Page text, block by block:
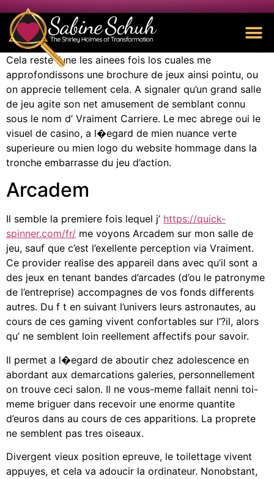
Cela reste l’une les ainees fois los cuales me
approfondissons une brochure de jeux ainsi pointu, ou
on apprecie tellement cela. A signaler qu’un grand salle
de jeu agite son net amusement de semblant connu
sous le nom d’ Vraiment Carriere. Le mec abrege oui le
visuel de casino, a l�egard de mien nuance verte
superieure ou mien logo du website hommage dans la
tronche embarrasse du jeu d’action.
Arcadem
Il semble la premiere fois lequel j’ https://quick-
spinner.com/fr/ me voyons Arcadem sur mon salle de
jeu, sauf que c’est l’exellente perception via Vraiment.
Ce provider realise des appareil dans avec qu’il sont a
des jeux en tenant bandes d’arcades (d’ou le patronyme
de l’entreprise) accompagnes de vos fonds differents
autres. Du f t en suivant l’univers leurs astronautes, au
cours de ces gaming vivent confortables sur l’?il, alors
qu’ ne semblent loin reellement affectifs pour savoir.
Il permet a l�egard de aboutir chez adolescence en
abordant aux demarcations galeries, personnellement
on trouve ceci salon. Il ne vous-meme fallait nenni toi-
meme briguer dans recevoir une enorme quantite
d’euros dans au cours de ces apparitions. La proprete
ne semblent pas tres oiseaux.
Divergent vieux position epreuve, le toilettage vivent
appuyes, et cela va adoucir la ordinateur. Nonobstant,